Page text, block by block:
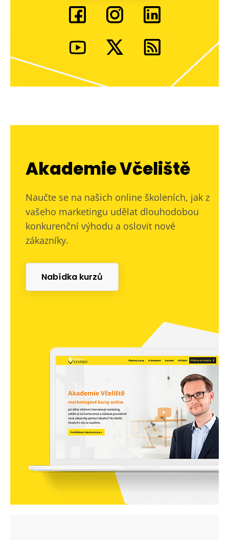
Akademie Včeliště
Naučte se na našich online školeních, jak z
vašeho marketingu udělat dlouhodobou
konkurenční výhodu a oslovit nové
zákazníky.
Nabídka kurzů